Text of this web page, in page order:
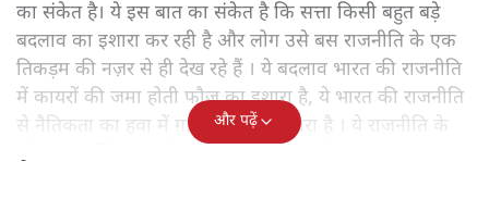
का संकेत है। ये इस बात का संकेत है कि सत्ता किसी बहुत बड़े
बदलाव का इशारा कर रही है और लोग उसे बस राजनीति के एक
तिकड़म की नज़र से ही देख रहे हैं । ये बदलाव भारत की राजनीति
में कायरों की जमा होती फौज का इशारा है, ये भारत की राजनीति
से नैतिकता का हवा में ग़ायब होने का इशारा है । ये राजनीति के
पूरी तरह शक्ति आधारित होने का भी इशारा है।
और पढ़ें